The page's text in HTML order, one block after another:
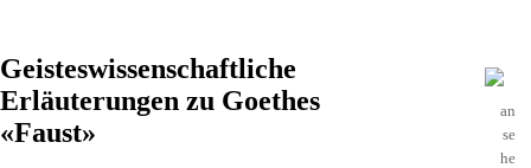
an
se
he
Geisteswissenschaftliche
Erläuterungen zu Goethes
«Faust»